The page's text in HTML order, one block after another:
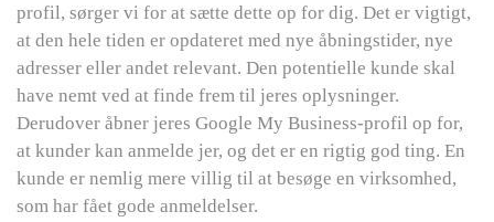
profil, sørger vi for at sætte dette op for dig. Det er vigtigt,
at den hele tiden er opdateret med nye åbningstider, nye
adresser eller andet relevant. Den potentielle kunde skal
have nemt ved at finde frem til jeres oplysninger.
Derudover åbner jeres Google My Business-profil op for,
at kunder kan anmelde jer, og det er en rigtig god ting. En
kunde er nemlig mere villig til at besøge en virksomhed,
som har fået gode anmeldelser.